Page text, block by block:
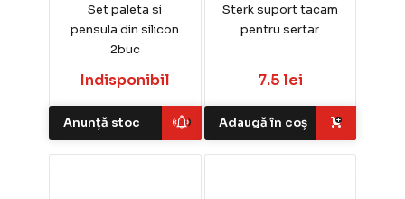
Set paleta si
pensula din silicon
2buc
Indisponibil
Anunță stoc
Sterk suport tacam
pentru sertar
7.5 lei
Adaugă în coș